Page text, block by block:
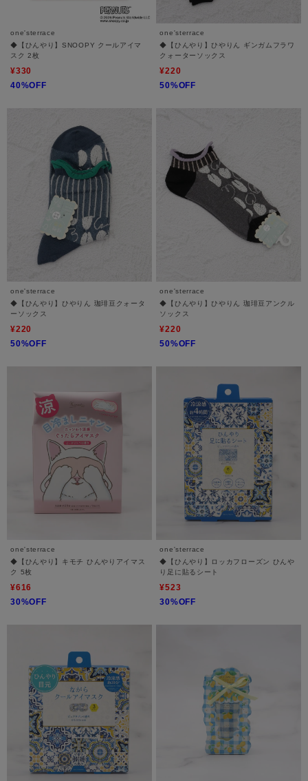
one'sterrace
◆【ひんやり】SNOOPY クールアイマ
スク 2枚
¥330
40%OFF
one'sterrace
◆【ひんやり】ひやりん ギンガムフラワ
クォーターソックス
¥220
50%OFF
one'sterrace
◆【ひんやり】ひやりん 珈琲豆クォータ
ーソックス
¥220
50%OFF
one'sterrace
◆【ひんやり】ひやりん 珈琲豆アンクル
ソックス
¥220
50%OFF
one'sterrace
◆【ひんやり】キモチ ひんやりアイマス
ク 5枚
¥616
30%OFF
one'sterrace
◆【ひんやり】ロッカフローズン ひんや
り足に貼るシート
¥523
30%OFF